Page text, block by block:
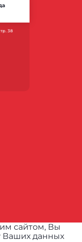
38
сайтом, Вы
Ваших данных